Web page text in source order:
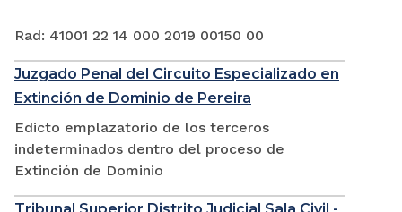
Rad: 41001 22 14 000 2019 00150 00
Juzgado Penal del Circuito Especializado en
Extinción de Dominio de Pereira
Edicto emplazatorio de los terceros
indeterminados dentro del proceso de
Extinción de Dominio